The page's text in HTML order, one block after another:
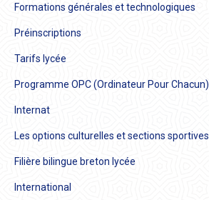
Formations générales et technologiques
Préinscriptions
Tarifs lycée
Programme OPC (Ordinateur Pour Chacun)
Internat
Les options culturelles et sections sportives
Filière bilingue breton lycée
International